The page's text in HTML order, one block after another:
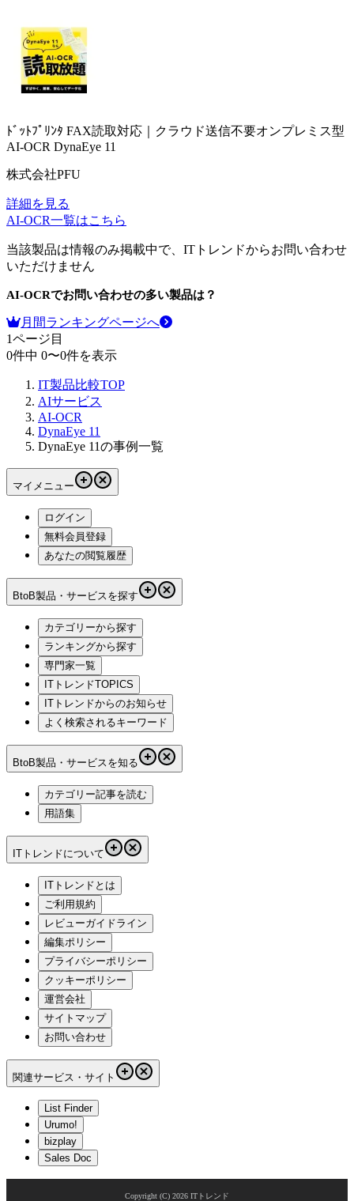
ﾄﾞｯﾄﾌﾟﾘﾝﾀ FAX読取対応｜クラウド送信不要オンプレミス型
AI-OCR DynaEye 11
株式会社PFU
詳細を見る
AI-OCR一覧はこちら
当該製品は情報のみ掲載中で、ITトレンドからお問い合わせ
いただけません
AI-OCRでお問い合わせの多い製品は？
月間ランキングページへ
1ページ目
0件中 0〜0件を表示
IT製品比較TOP
AIサービス
AI-OCR
DynaEye 11
DynaEye 11の事例一覧
マイメニュー
ログイン
無料会員登録
あなたの閲覧履歴
BtoB製品・サービスを探す
カテゴリーから探す
ランキングから探す
専門家一覧
ITトレンドTOPICS
ITトレンドからのお知らせ
よく検索されるキーワード
BtoB製品・サービスを知る
カテゴリー記事を読む
用語集
ITトレンドについて
ITトレンドとは
ご利用規約
レビューガイドライン
編集ポリシー
プライバシーポリシー
クッキーポリシー
運営会社
サイトマップ
お問い合わせ
関連サービス・サイト
List Finder
Urumo!
bizplay
Sales Doc
Copyright (C) 2026 ITトレンド